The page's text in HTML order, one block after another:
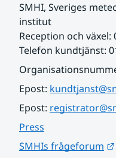
SMHI, Sveriges
institut
Reception och växel:
Telefon kundtjänst:
Epost:
Epost:
Press
SMHIs frågeforum